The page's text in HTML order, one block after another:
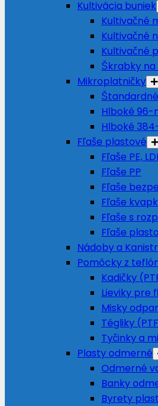
Kultivácia buniek
Kultivačné
Kultivačné
Kultivačné
Škrabky
Mikroplatničky
Hlboké 96-
Hlboké
Fľaše plastové
Fľaše PE,
Fľaše PP
Fľaše
Fľaše
Fľaše s
Fľaše
Nádoby a
Pomôcky z
Kadičky
Lieviky pre
Misky
Tégliky
Tyčinky a
Plasty odmerné
Odmerné
Banky
Byrety